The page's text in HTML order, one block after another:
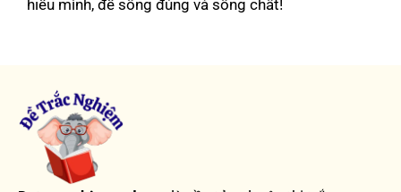
hiểu mình, để sống đúng và sống chất!